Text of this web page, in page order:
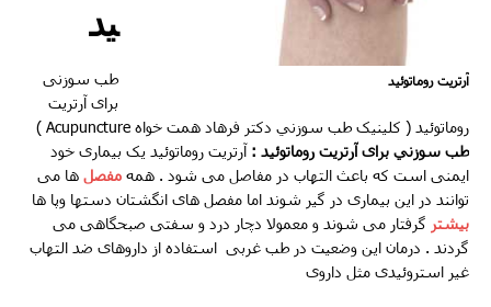
آرتریت روماتوئید
ید
طب سوزنی
برای آرتریت
روماتوئید ( کلینیک طب سوزني دکتر فرهاد همت خواه Acupuncture )
طب سوزني برای آرتریت روماتوئید : آرتریت روماتوئید یک بیماری خود
ایمنی است که باعث التهاب در مفاصل می شود . همه مفصل ها می
توانند در این بیماری در گیر شوند اما مفصل های انگشتان دستها وپا ها
بیشتر گرفتار می شوند و معمولا دچار درد و سفتی صبحگاهی می
گردند . درمان این وضعیت در طب غربی استفاده از داروهای ضد التهاب
غیر استروئیدی مثل داروی